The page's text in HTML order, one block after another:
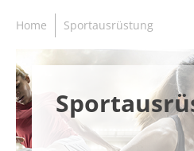
Home Sportausrüstung